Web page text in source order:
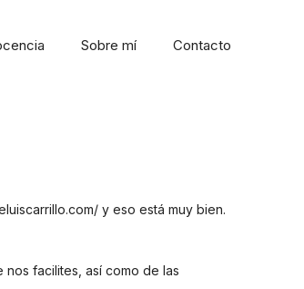
Sobre mí Contacto
y eso está muy bien.
facilites, así como de las